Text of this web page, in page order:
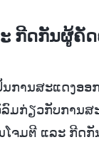
ກີດກັນຜູ້ຄັ
ນການສະແດງອອ
ມກ່ຽວກັບການສ
ຈມຕີ ແລະ ກີດ